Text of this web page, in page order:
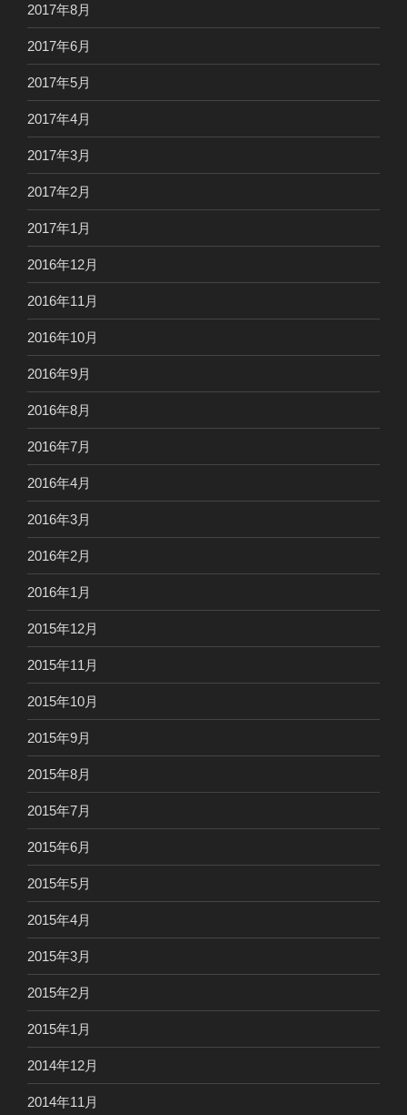
2017年8月
2017年6月
2017年5月
2017年4月
2017年3月
2017年2月
2017年1月
2016年12月
2016年11月
2016年10月
2016年9月
2016年8月
2016年7月
2016年4月
2016年3月
2016年2月
2016年1月
2015年12月
2015年11月
2015年10月
2015年9月
2015年8月
2015年7月
2015年6月
2015年5月
2015年4月
2015年3月
2015年2月
2015年1月
2014年12月
2014年11月